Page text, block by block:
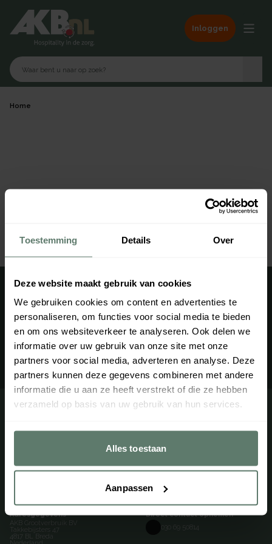
Toestemming Details Over
Deze website maakt gebruik van cookies
We gebruiken cookies om content en advertenties te
personaliseren, om functies voor social media te bieden
en om ons websiteverkeer te analyseren. Ook delen we
informatie over uw gebruik van onze site met onze
partners voor social media, adverteren en analyse. Deze
partners kunnen deze gegevens combineren met andere
informatie die u aan ze heeft verstrekt of die ze hebben
verzameld op basis van uw gebruik van hun services.
Alles toestaan
Aanpassen
Inloggen
Home
Altijd op de hoogte? Meld u aan voor onze nieuwsbrief
Aanmelden
of volg ons via
Over AKB
Testimonials
Contact
Showroom
Adresgegevens
AKB Grootverbruik BV
Takkebijsters 47
4817 BL Breda
Direct contact opnemen
030 69 50814